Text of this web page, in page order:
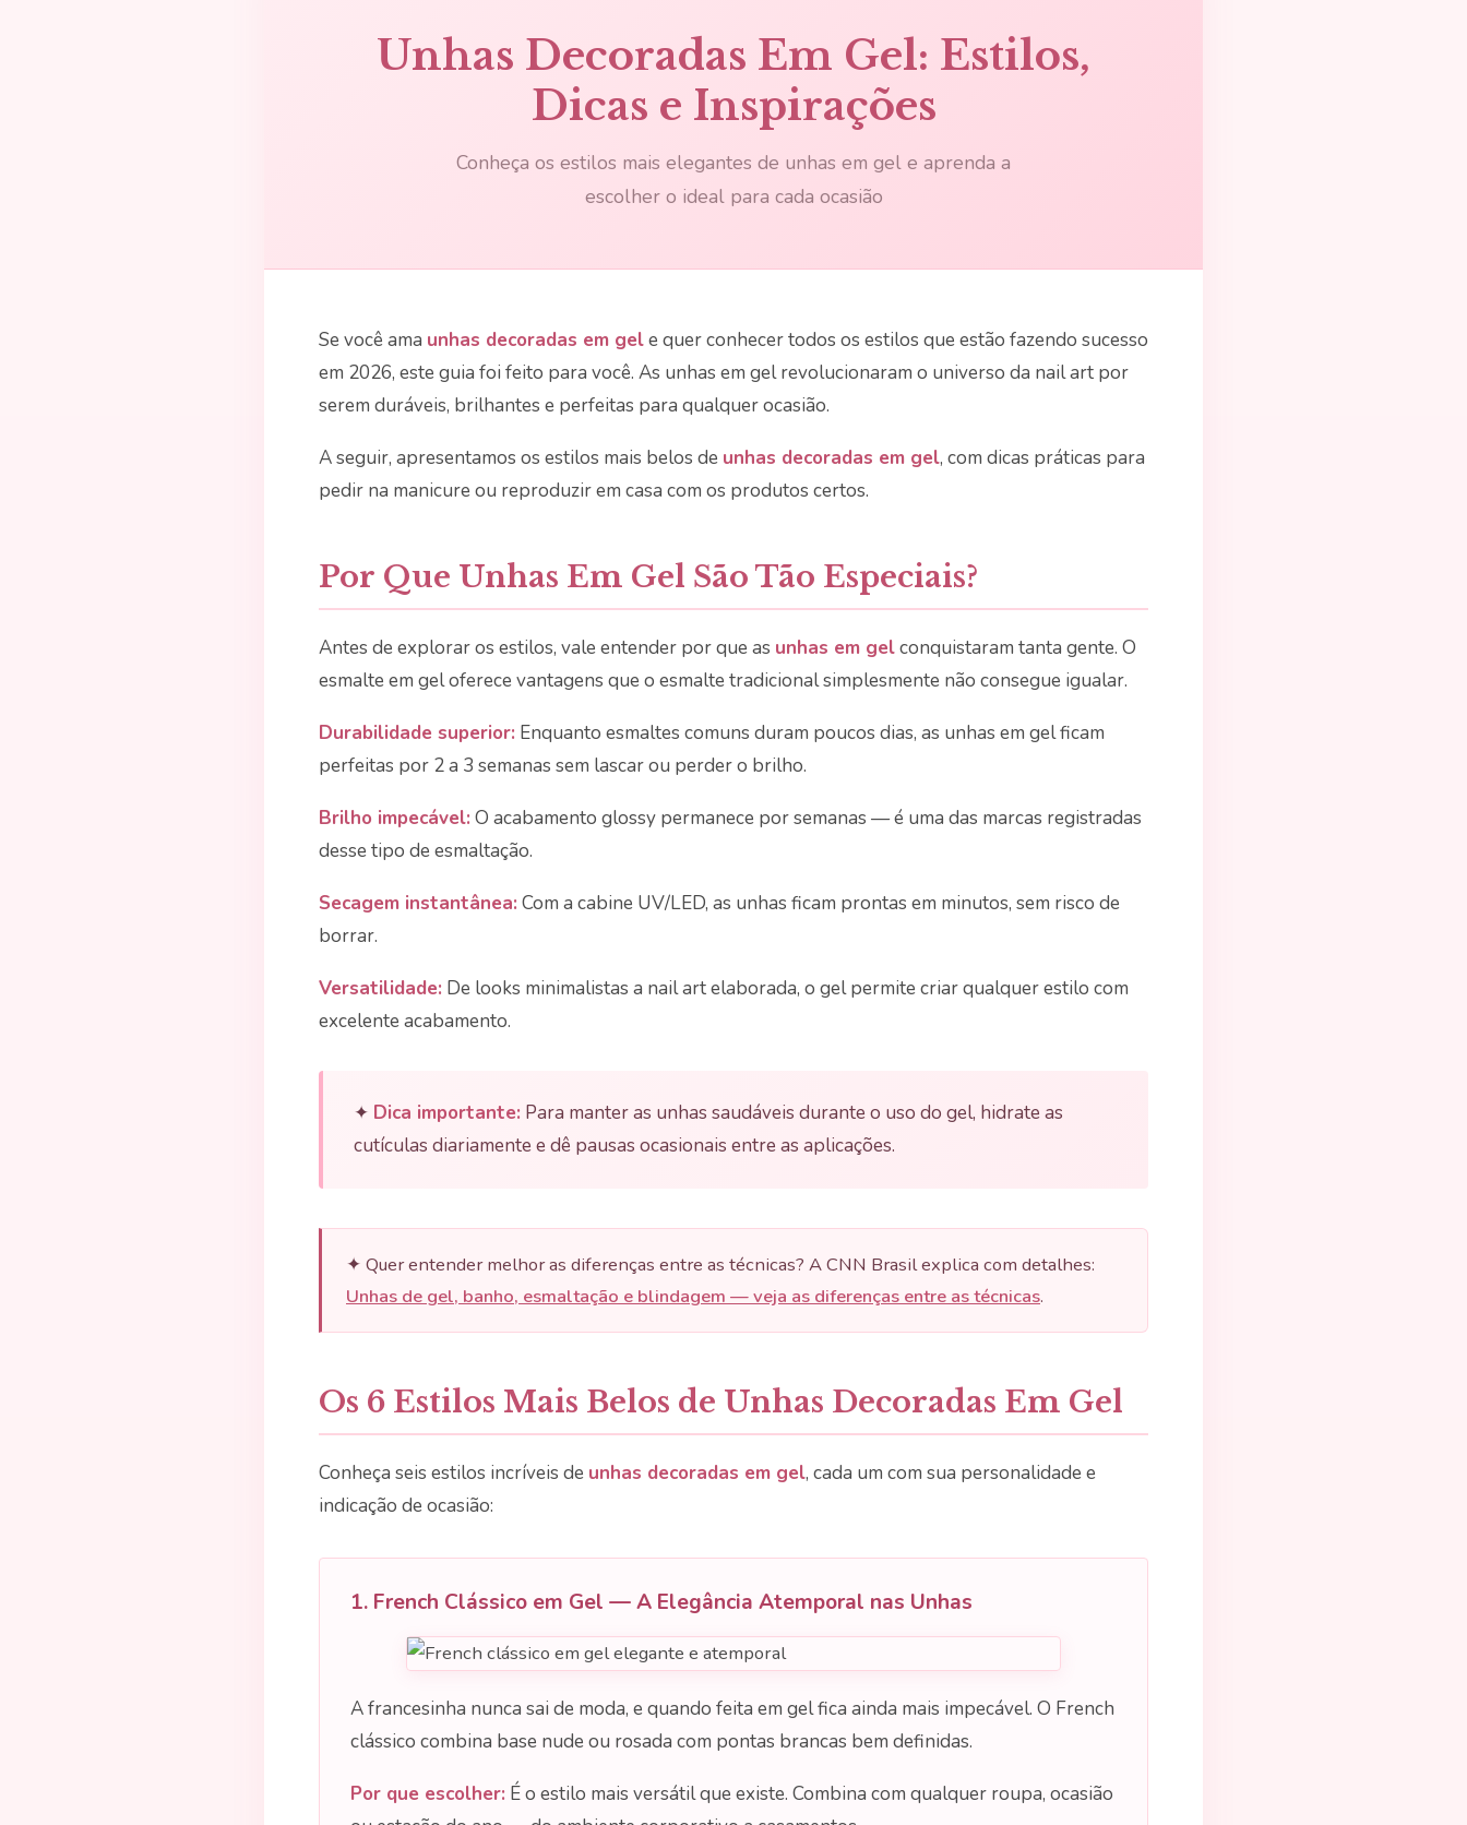
Unhas Decoradas Em Gel: Estilos,
Dicas e Inspirações
Conheça os estilos mais elegantes de unhas em gel e aprenda a
escolher o ideal para cada ocasião
Se você ama unhas decoradas em gele quer conhecer todos os estilos que estão fazendo sucesso
em 2026, este guia foi feito para você. As unhas em gel revolucionaram o universo da nail art por
serem duráveis, brilhantes e perfeitas para qualquer ocasião.
A seguir, apresentamos os estilos mais belos de unhas decoradas em gel, com dicas práticas para
pedir na manicure ou reproduzir em casa com os produtos certos.
Por Que Unhas Em Gel São Tão Especiais?
Antes de explorar os estilos, vale entender por que as unhas em gelconquistaram tanta gente. O
esmalte em gel oferece vantagens que o esmalte tradicional simplesmente não consegue igualar.
Durabilidade superior: Enquanto esmaltes comuns duram poucos dias, as unhas em gel ficam
perfeitas por 2 a 3 semanas sem lascar ou perder o brilho.
Brilho impecável: O acabamento glossy permanece por semanas — é uma das marcas registradas
desse tipo de esmaltação.
Secagem instantânea: Com a cabine UV/LED, as unhas ficam prontas em minutos, sem risco de
borrar.
Versatilidade: De looks minimalistas a nail art elaborada, o gel permite criar qualquer estilo com
excelente acabamento.
✦ Dica importante: Para manter as unhas saudáveis durante o uso do gel, hidrate as
cutículas diariamente e dê pausas ocasionais entre as aplicações.
✦ Quer entender melhor as diferenças entre as técnicas? A CNN Brasil explica com detalhes:
Unhas de gel, banho, esmaltação e blindagem — veja as diferenças entre as técnicas.
Os 6 Estilos Mais Belos de Unhas Decoradas Em Gel
Conheça seis estilos incríveis de unhas decoradas em gel, cada um com sua personalidade e
indicação de ocasião:
1. French Clássico em Gel — A Elegância Atemporal nas Unhas
A francesinha nunca sai de moda, e quando feita em gel fica ainda mais impecável. O French
clássico combina base nude ou rosada com pontas brancas bem definidas.
Por que escolher: É o estilo mais versátil que existe. Combina com qualquer roupa, ocasião